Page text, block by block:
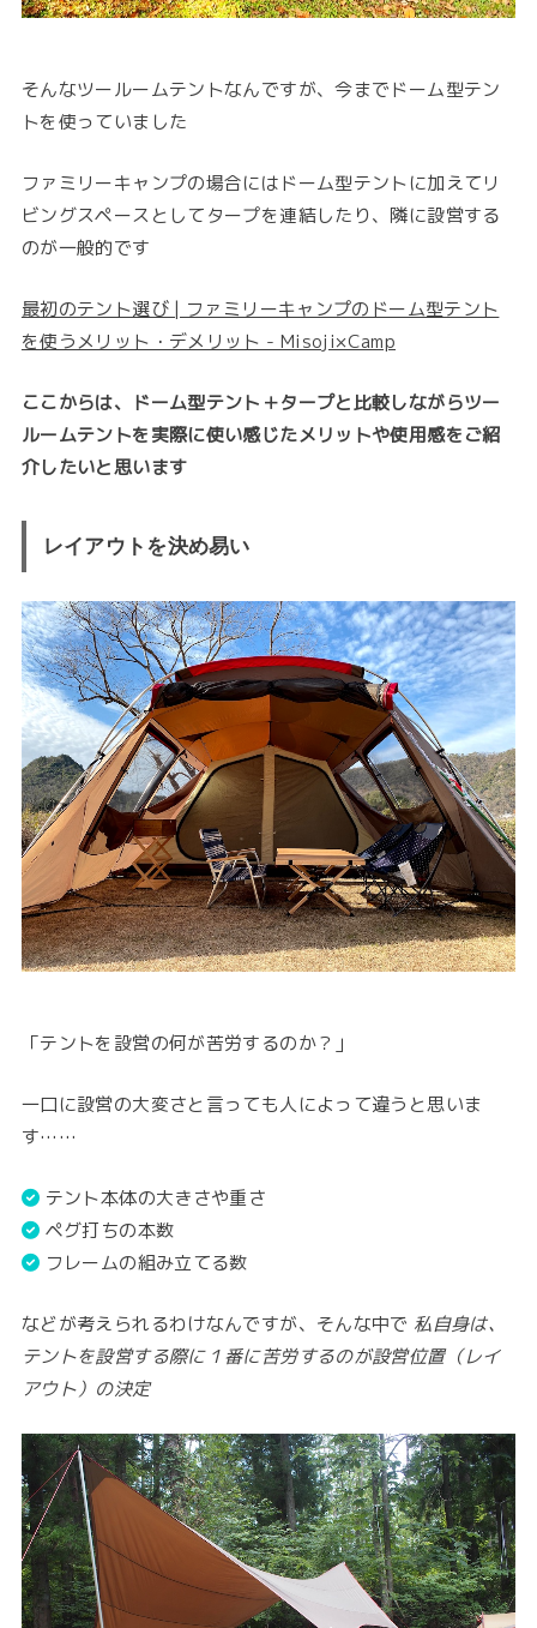
そんなツールームテントなんですが、今までドーム型テン
トを使っていました
ファミリーキャンプの場合にはドーム型テントに加えてリ
ビングスペースとしてタープを連結したり、隣に設営する
のが一般的です
最初のテント選び | ファミリーキャンプのドーム型テント
を使うメリット・デメリット - Misoji×Camp
ここからは、ドーム型テント＋タープと比較しながらツー
ルームテントを実際に使い感じたメリットや使用感をご紹
介したいと思います
レイアウトを決め易い
「テントを設営の何が苦労するのか？」
一口に設営の大変さと言っても人によって違うと思いま
す……
テント本体の大きさや重さ
ペグ打ちの本数
フレームの組み立てる数
などが考えられるわけなんですが、そんな中で 私自身は、
テントを設営する際に１番に苦労するのが設営位置（レイ
アウト）の決定